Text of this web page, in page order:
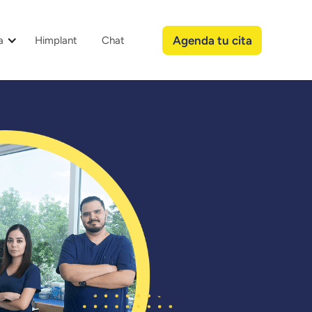
Himplant Chat Agenda tu cita